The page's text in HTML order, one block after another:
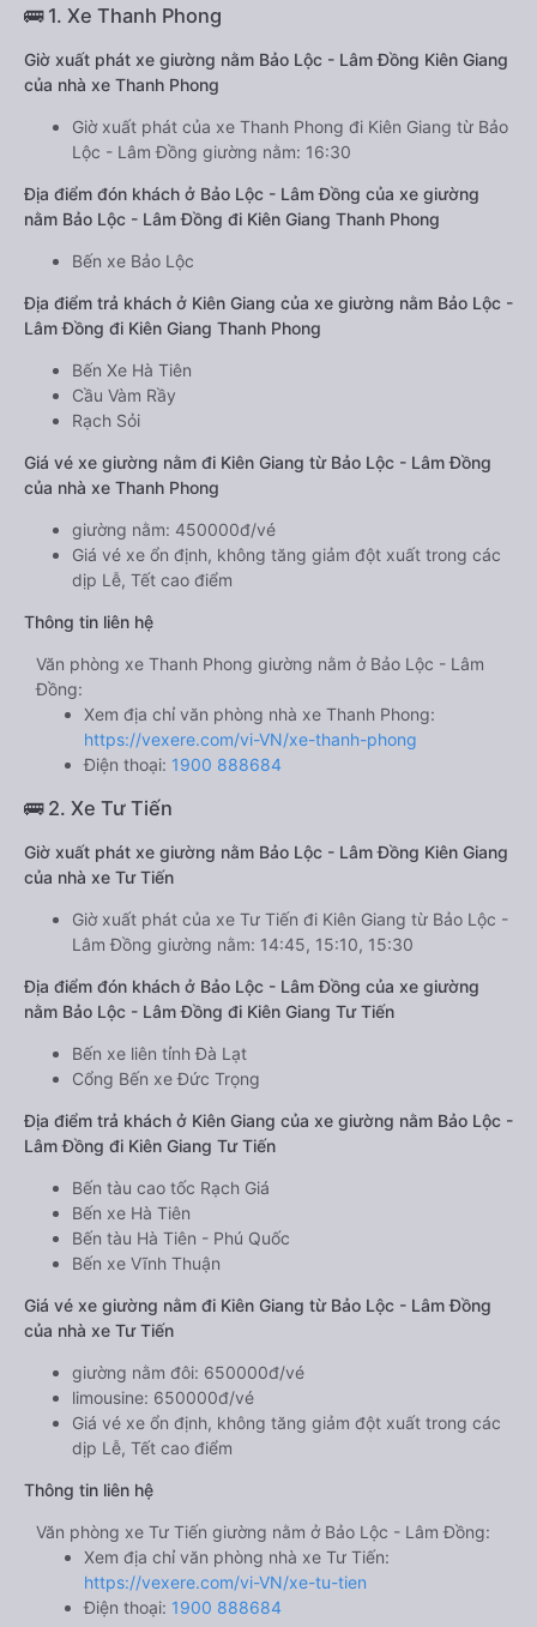
🚌 1. Xe Thanh Phong
Giờ xuất phát xe giường nằm Bảo Lộc - Lâm Đồng Kiên Giang
của nhà xe Thanh Phong
Giờ xuất phát của xe Thanh Phong đi Kiên Giang từ Bảo
Lộc - Lâm Đồng giường nằm: 16:30
Địa điểm đón khách ở Bảo Lộc - Lâm Đồng của xe giường
nằm Bảo Lộc - Lâm Đồng đi Kiên Giang Thanh Phong
Bến xe Bảo Lộc
Địa điểm trả khách ở Kiên Giang của xe giường nằm Bảo Lộc -
Lâm Đồng đi Kiên Giang Thanh Phong
Bến Xe Hà Tiên
Cầu Vàm Rầy
Rạch Sỏi
Giá vé xe giường nằm đi Kiên Giang từ Bảo Lộc - Lâm Đồng
của nhà xe Thanh Phong
giường nằm: 450000đ/vé
Giá vé xe ổn định, không tăng giảm đột xuất trong các
dịp Lễ, Tết cao điểm
Thông tin liên hệ
Văn phòng xe Thanh Phong giường nằm ở Bảo Lộc - Lâm
Đồng:
Xem địa chỉ văn phòng nhà xe Thanh Phong:
https://vexere.com/vi-VN/xe-thanh-phong
Điện thoại: 1900 888684
🚌 2. Xe Tư Tiến
Giờ xuất phát xe giường nằm Bảo Lộc - Lâm Đồng Kiên Giang
của nhà xe Tư Tiến
Giờ xuất phát của xe Tư Tiến đi Kiên Giang từ Bảo Lộc -
Lâm Đồng giường nằm: 14:45, 15:10, 15:30
Địa điểm đón khách ở Bảo Lộc - Lâm Đồng của xe giường
nằm Bảo Lộc - Lâm Đồng đi Kiên Giang Tư Tiến
Bến xe liên tỉnh Đà Lạt
Cổng Bến xe Đức Trọng
Địa điểm trả khách ở Kiên Giang của xe giường nằm Bảo Lộc -
Lâm Đồng đi Kiên Giang Tư Tiến
Bến tàu cao tốc Rạch Giá
Bến xe Hà Tiên
Bến tàu Hà Tiên - Phú Quốc
Bến xe Vĩnh Thuận
Giá vé xe giường nằm đi Kiên Giang từ Bảo Lộc - Lâm Đồng
của nhà xe Tư Tiến
giường nằm đôi: 650000đ/vé
limousine: 650000đ/vé
Giá vé xe ổn định, không tăng giảm đột xuất trong các
dịp Lễ, Tết cao điểm
Thông tin liên hệ
Văn phòng xe Tư Tiến giường nằm ở Bảo Lộc - Lâm Đồng:
Xem địa chỉ văn phòng nhà xe Tư Tiến:
https://vexere.com/vi-VN/xe-tu-tien
Điện thoại: 1900 888684